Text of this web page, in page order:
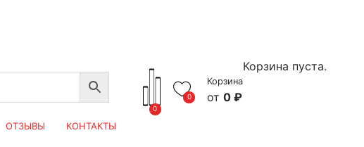
0
0
Корзина
0 ₽
Корзина пуста.
ОТЗЫВЫ
КОНТАКТЫ